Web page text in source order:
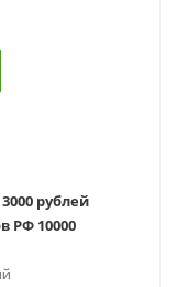
рублей
РФ 10000